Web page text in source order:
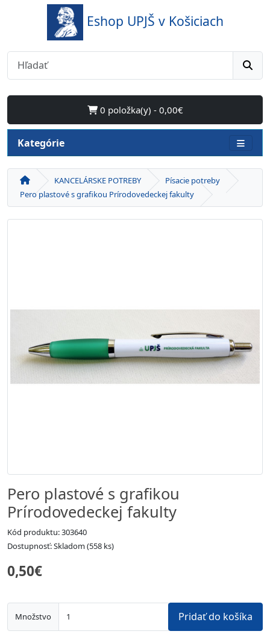
Eshop UPJŠ v Košiciach
0 položka(y) - 0,00€
Kategórie
KANCELÁRSKE POTREBY
Písacie potreby
Pero plastové s grafikou Prírodovedeckej fakulty
Pero plastové s grafikou
Prírodovedeckej fakulty
Kód produktu: 303640
Dostupnosť: Skladom (558 ks)
0,50€
Množstvo Pridať do košíka